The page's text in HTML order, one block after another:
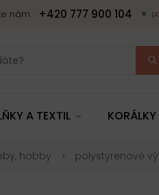
nám +420 777 900 104
A TEXTIL
hobby polystyrenové